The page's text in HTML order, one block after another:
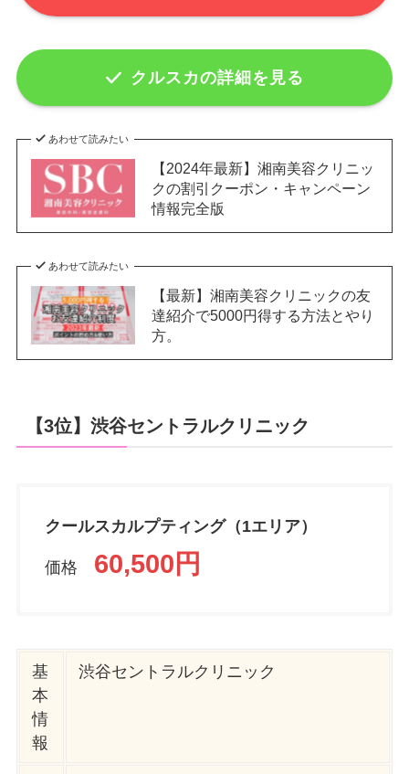
クルスカの詳細を見る
あわせて読みたい
【2024年最新】湘南美容クリニッ
クの割引クーポン・キャンペーン
情報完全版
あわせて読みたい
【最新】湘南美容クリニックの友
達紹介で5000円得する方法とやり
方。
【3位】渋谷セントラルクリニック
クールスカルプティング（1エリア）
価格 60,500円
基
本
情
報
渋谷セントラルクリニック